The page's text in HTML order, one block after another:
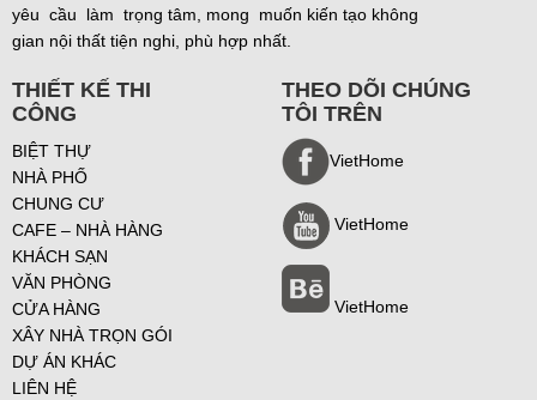
yêu cầu làm trọng tâm, mong muốn kiến tạo không
gian nội thất tiện nghi, phù hợp nhất.
THIẾT KẾ THI
CÔNG
BIỆT THỰ
NHÀ PHỐ
CHUNG CƯ
CAFE – NHÀ HÀNG
KHÁCH SẠN
VĂN PHÒNG
CỬA HÀNG
XÂY NHÀ TRỌN GÓI
DỰ ÁN KHÁC
LIÊN HỆ
THEO DÕI CHÚNG
TÔI TRÊN
VietHome
VietHome
VietHome